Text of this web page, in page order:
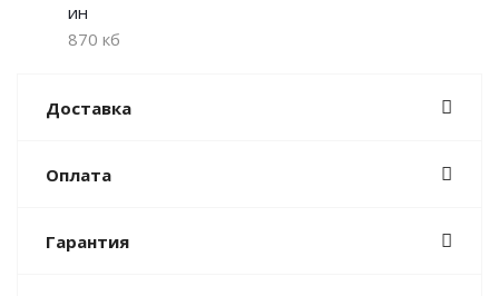
ин
870 кб
Доставка
Оплата
Гарантия